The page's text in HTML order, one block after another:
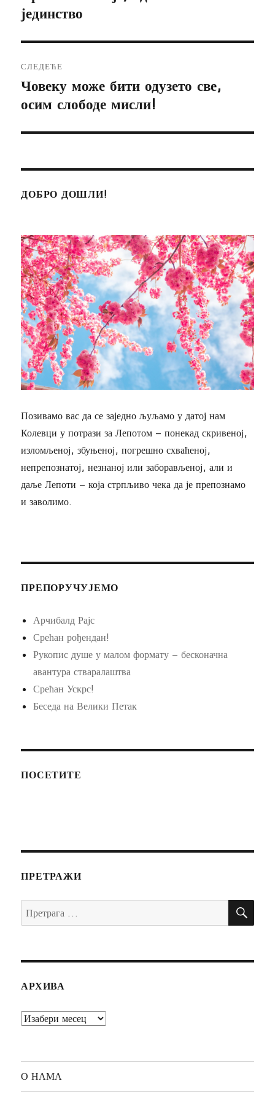
чланак:
јединство
СЛЕДЕЋЕ
Следећи
чланак:
Човеку може бити одузето све,
осим слободе мисли!
ДОБРО ДОШЛИ!
Позивамо вас да се заједно љуљамо у датој нам
Колевци у потрази за Лепотом – понекад скривеној,
изломљеној, збуњеној, погрешно схваћеној,
непрепознатој, незнаној или заборављеној, али и
даље Лепоти – која стрпљиво чека да је препознамо
и заволимо.
ПРЕПОРУЧУЈЕМО
Арчибалд Рајс
Срећан рођендан!
Рукопис душе у малом формату – бесконачна
авантура стваралаштва
Срећан Ускрс!
Беседа на Велики Петак
ПОСЕТИТЕ
ПРЕТРАЖИ
Претрага
за:
АРХИВА
Архива
О НАМА